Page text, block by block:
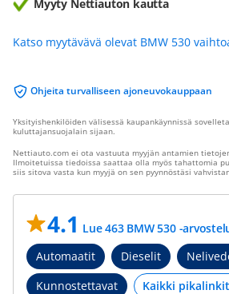
Myyty Nettiauton kautta
Katso myytävävä olevat BMW 530
Ohjeita turvalliseen ajoneuvokauppaan
Yksityishenkilöiden välisessä kaupankäynnissä
kuluttajansuojalain sijaan.
Nettiauto.com ei ota vastuuta myyjän antamien
Ilmoitetuissa tiedoissa saattaa olla myös tahattomia
siis sitova vasta kun myyjä on sen pyynnöstäsi
4.1 Lue 463 BMW 530 -
Automaatit
Dieselit
Kunnostettavat